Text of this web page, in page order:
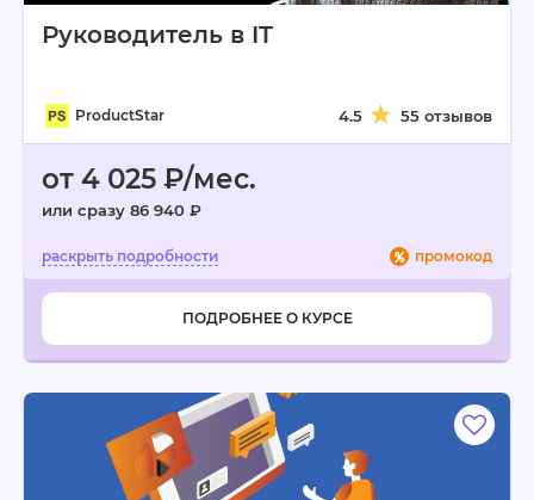
Руководитель в IT
ProductStar 4.5 55 отзывов
от 4 025 ₽/мес.
или сразу 86 940 ₽
промокод
ПОДРОБНЕЕ О КУРСЕ